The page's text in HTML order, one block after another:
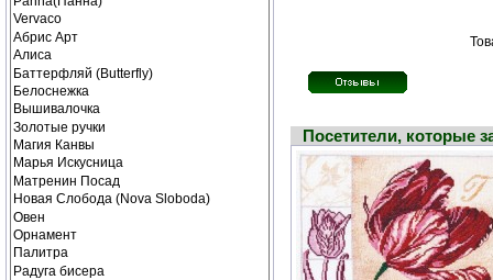
Посетители, которые